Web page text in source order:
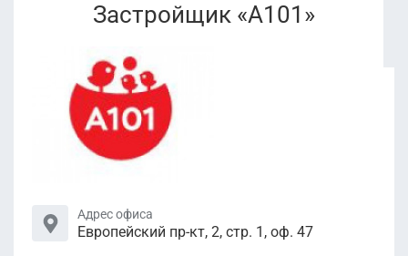
Застройщик «А101»
Адрес офиса
Европейский пр-кт, 2, стр. 1, оф. 47